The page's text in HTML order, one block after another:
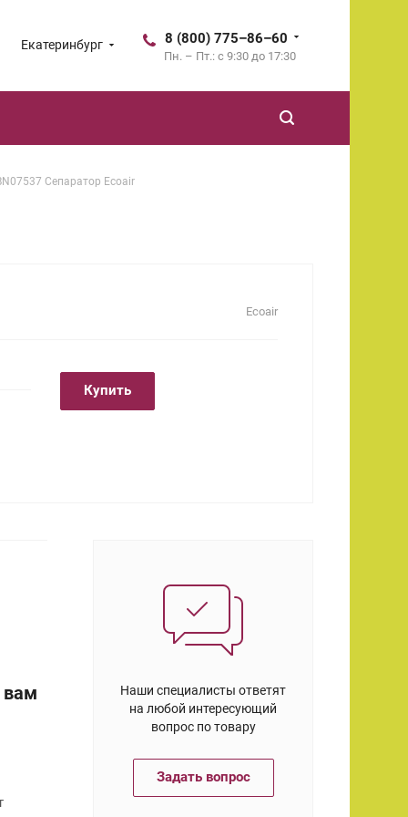
Екатеринбург 8 (800) 775–86–60
Пн. – Пт.: с 9:30 до 17:30
Сепаратор Ecoair
Ecoair
Купить
Наши специалисты ответят
на любой интересующий
вопрос по товару
Задать вопрос